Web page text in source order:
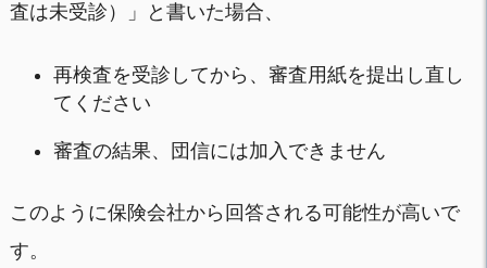
査は未受診）」と書いた場合、
再検査を受診してから、審査用紙を提出し直し
てください
審査の結果、団信には加入できません
このように保険会社から回答される可能性が高いで
す。